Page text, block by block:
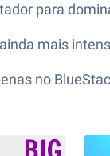
para
mais
no